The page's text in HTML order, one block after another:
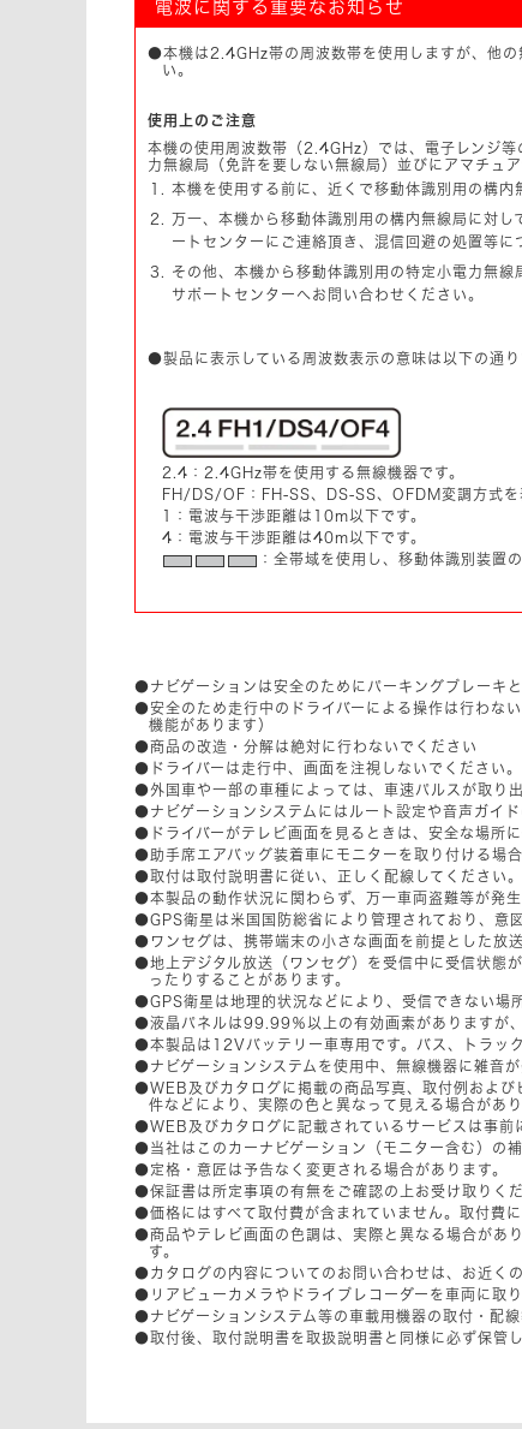
電波に関する重要なお知らせ
●本機は2.4GHz帯の周波数帯を使用しますが、他の
い。
使用上のご注意
本機の使用周波数帯（2.4GHz）では、電子レンジ
力無線局（免許を要しない無線局）並びにアマチュ
本機を使用する前に、近くで移動体識別用の構内
万一、本機から移動体識別用の構内無線局に対
ートセンターにご連絡頂き、混信回避の処置等に
その他、本機から移動体識別用の特定小電力無
サポートセンターへお問い合わせください。
●製品に表示している周波数表示の意味は以下の通り
2.4：2.4GHz帯を使用する無線機器です。
FH/DS/OF：FH-SS、DS-SS、OFDM変調方式を
1：電波与干渉距離は10m以下です。
4：電波与干渉距離は40m以下です。
：全帯域を使用し、移動体識別装置
●ナビゲーションは安全のためにパーキングブレーキ
●安全のため走行中のドライバーによる操作は行わな
機能があります）
●商品の改造・分解は絶対に行わないでください
●ドライバーは走行中、画面を注視しないでください。
●外国車や一部の車種によっては、車速パルスが取り
●ナビゲーションシステムにはルート設定や音声ガイ
●ドライバーがテレビ画面を見るときは、安全な場所
●助手席エアバッグ装着車にモニターを取り付ける場
●取付は取付説明書に従い、正しく配線してください
●本製品の動作状況に関わらず、万一車両盗難等が発
●GPS衛星は米国国防総省により管理されており、意
●ワンセグは、携帯端末の小さな画面を前提とした放
●地上デジタル放送（ワンセグ）を受信中に受信状態
ったりすることがあります。
●GPS衛星は地理的状況などにより、受信できない場
●液晶パネルは99.99％以上の有効画素がありますが
●本製品は12Vバッテリー車専用です。バス、トラッ
●ナビゲーションシステムを使用中、無線機器に雑音が
●WEB及びカタログに掲載の商品写真、取付例および
件などにより、実際の色と異なって見える場合があり
●WEB及びカタログに記載されているサービスは事前
●当社はこのカーナビゲーション（モニター含む）の
●定格・意匠は予告なく変更される場合があります。
●保証書は所定事項の有無をご確認の上お受け取りくだ
●価格にはすべて取付費が含まれていません。取付費
●商品やテレビ画面の色調は、実際と異なる場合があ
す。
●カタログの内容についてのお問い合わせは、お近く
●リアビューカメラやドライブレコーダーを車両に取
●ナビゲーションシステム等の車載用機器の取付・配
●取付後、取付説明書を取扱説明書と同様に必ず保管し